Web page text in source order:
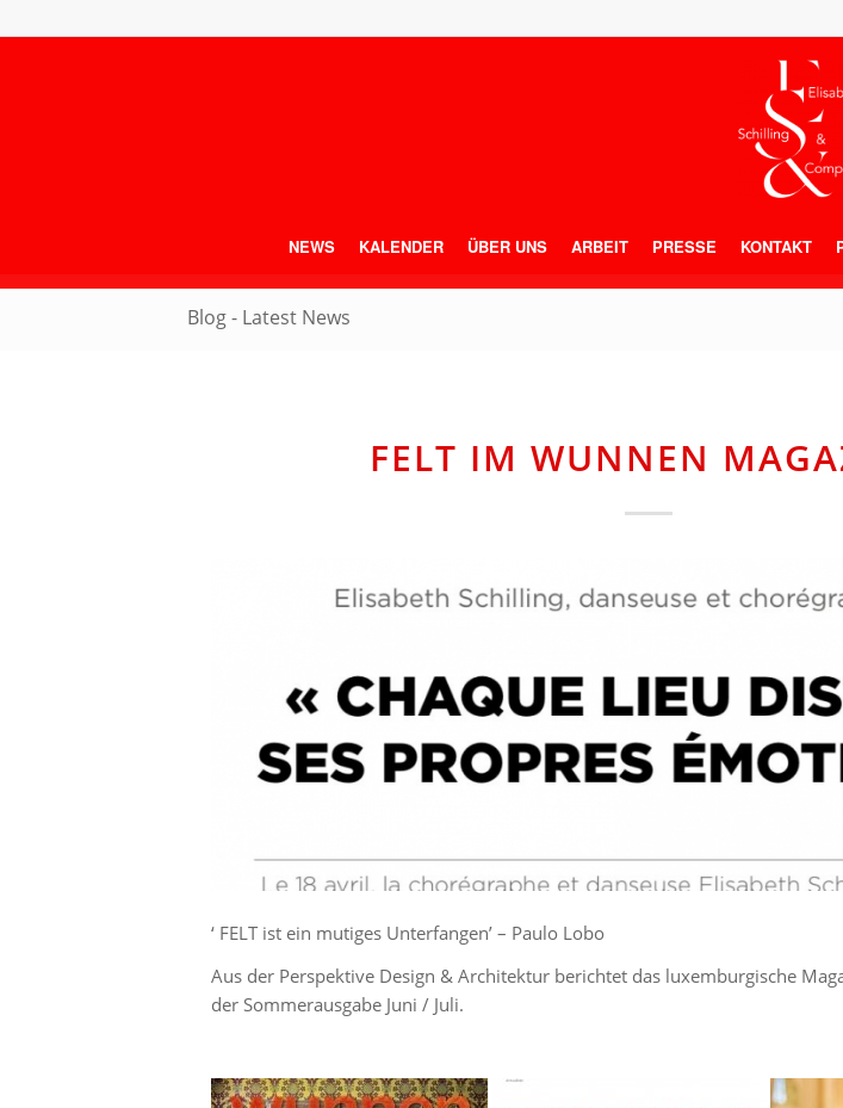
NEWS KALENDER ÜBER UNS ARBEIT PRESSE KONTAKT
Blog - Latest News
FELT IM WUNNEN
‘ FELT ist ein mutiges Unterfangen’ – Paulo Lobo
Aus der Perspektive Design & Architektur berichtet das luxemburgische
der Sommerausgabe Juni / Juli.